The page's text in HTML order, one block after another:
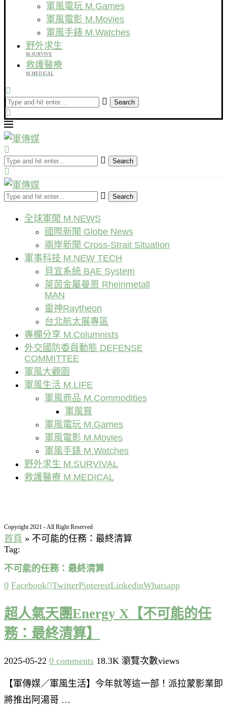
軍風電玩 M.Games
軍風電影 M.Movies
軍風手錶 M.Watches
野外求生
M.SURVIVE
救護醫療
M.MEDICAL
Search
Search
Search
全球軍聞 M.NEWS
國際新聞 Globe News
兩岸新聞 Cross-Strait Situation
軍事科技 M.NEW TECH
貝宜系統 BAE System
萊茵金屬曼恩 Rheinmetall
MAN
雷神Raytheon
台北航太展專區
專欄分享 M.Columnists
外交國防委員動態 DEFENSE
COMMITTEE
軍風大觀園
軍風生活 M.LIFE
軍風商品 M.Commodities
軍風賞
軍風電玩 M.Games
軍風電影 M.Movies
軍風手錶 M.Watches
野外求生 M.SURVIVAL
救護醫療 M.MEDICAL
Copyright 2021 - All Right Reserved
首頁 » 不可能的任務：最終清算
Tag:
不可能的任務：最終清算
0 Facebook TwitterPinterestLinkedinWhatsapp
超人氣天團Energy X【不可能的任
務：最終清算】
2025-05-22 0 comments 18.3K 瀏覽次數views
【軍傳媒／軍風生活】今年就等這一部！派拉蒙影業即
將推出阿湯哥 …